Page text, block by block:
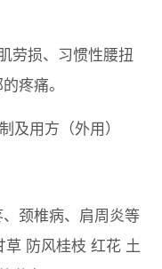
劳损、习惯性腰扭
疼痛。
及用方（外用）
、颈椎病、肩周炎等
防风桂枝 红花 土